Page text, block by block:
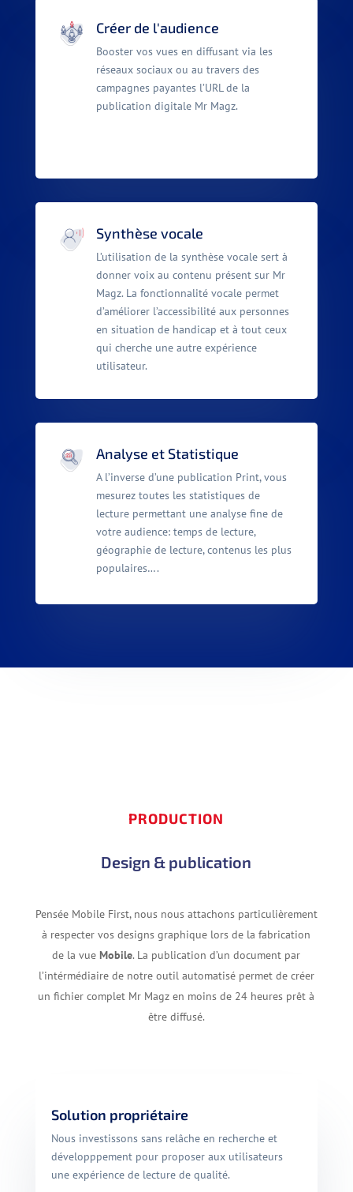
Créer de l'audience
Booster vos vues en diffusant via les
réseaux sociaux ou au travers des
campagnes payantes l’URL de la
publication digitale Mr Magz.
Synthèse vocale
L’utilisation de la synthèse vocale sert à
donner voix au contenu présent sur Mr
Magz. La fonctionnalité vocale permet
d’améliorer l’accessibilité aux personnes
en situation de handicap et à tout ceux
qui cherche une autre expérience
utilisateur.
Analyse et Statistique
A l’inverse d’une publication Print, vous
mesurez toutes les statistiques de
lecture permettant une analyse fine de
votre audience: temps de lecture,
géographie de lecture, contenus les plus
populaires….
PRODUCTION
Design & publication
Pensée Mobile First, nous nous attachons particulièrement
à respecter vos designs graphique lors de la fabrication
de la vueMobile. La publication d’un document par
l’intérmédiaire de notre outil automatisé permet de créer
un fichier complet Mr Magz en moins de 24 heures prêt à
être diffusé.
Solution propriétaire
Nous investissons sans relâche en recherche et
développpement pour proposer aux utilisateurs
une expérience de lecture de qualité.